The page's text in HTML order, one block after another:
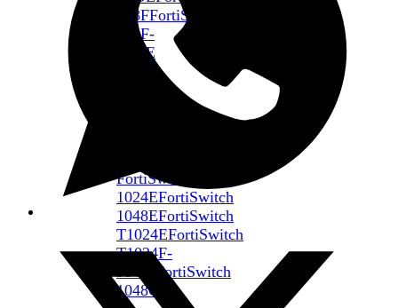
648FFortiSwitch
648F-
FPOE
FortiSwitch
FortiSwitch
1024EFortiSwitch
1048EFortiSwitch
T1024EFortiSwitch
T1024F-
FPOE
FortiSwitch
1048G